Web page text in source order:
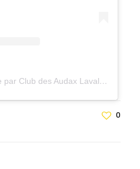
Une publication partagée par Club des Audax Lavallois (@audax.lavallois)
0